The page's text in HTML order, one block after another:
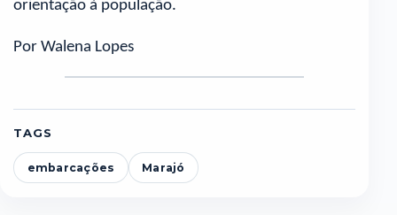
orientação à população.
Por Walena Lopes
TAGS
embarcações Marajó